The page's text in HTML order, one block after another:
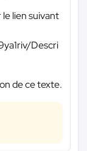
lien suivant
Descri
de ce texte.